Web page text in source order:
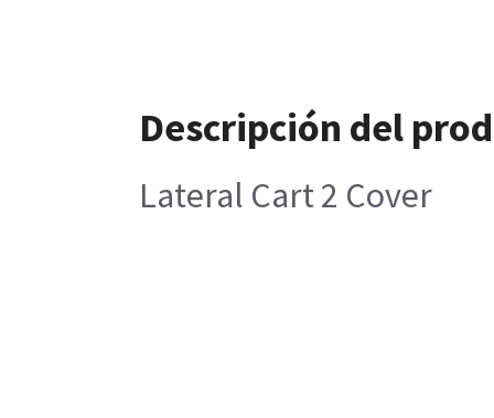
Descripción del
Lateral Cart 2 Cover